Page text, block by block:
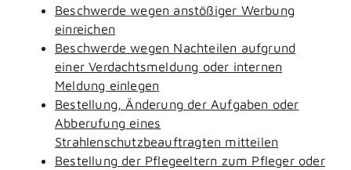
Beschwerde wegen anstößiger Werbung
einreichen
Beschwerde wegen Nachteilen aufgrund
einer Verdachtsmeldung oder internen
Meldung einlegen
Bestellung, Änderung der Aufgaben oder
Abberufung eines
Strahlenschutzbeauftragten mitteilen
Bestellung der Pflegeeltern zum Pfleger oder